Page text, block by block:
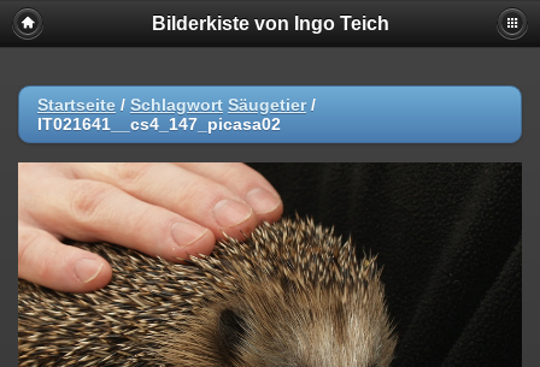
Bilderkiste von Ingo Teich
Startseite / Schlagwort Säugetier/
IT021641__cs4_147_picasa02